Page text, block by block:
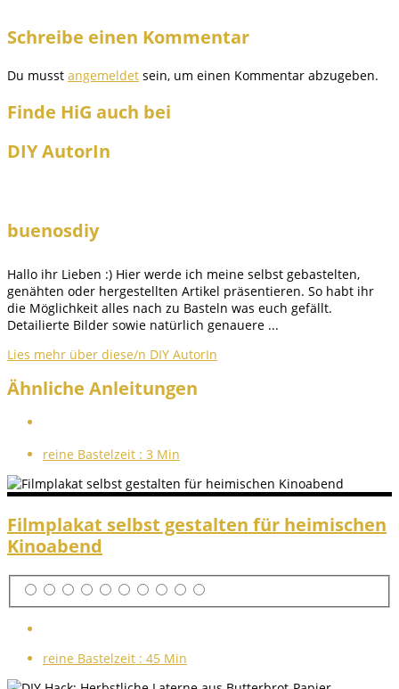
Schreibe einen Kommentar
Du musst angemeldet sein, um einen Kommentar abzugeben.
Finde HiG auch bei
DIY AutorIn
buenosdiy
Hallo ihr Lieben :) Hier werde ich meine selbst gebastelten,
genähten oder hergestellten Artikel präsentieren. So habt ihr
die Möglichkeit alles nach zu Basteln was euch gefällt.
Detailierte Bilder sowie natürlich genauere ...
Lies mehr über diese/n DIY AutorIn
Ähnliche Anleitungen
reine Bastelzeit : 3 Min
Filmplakat selbst gestalten für heimischen
Kinoabend
reine Bastelzeit : 45 Min